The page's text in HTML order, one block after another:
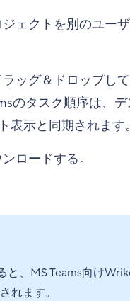
ェクトを別のユー
ッグ＆ドロップし
のタスク順序は、
表示と同期されます
ロードする。
と、MS Teams向け
れます。